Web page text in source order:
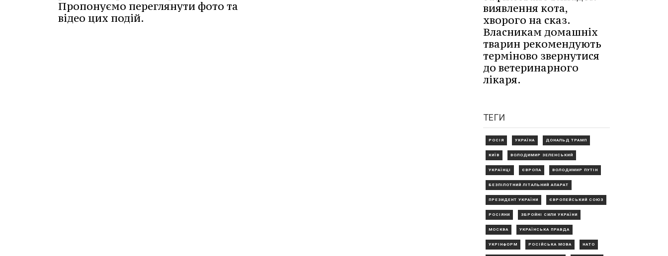
Пропонуємо переглянути фото та
відео цих подій.
виявлення кота,
хворого на сказ.
Власникам домашніх
тварин рекомендують
терміново звернутися
до ветеринарного
лікаря.
ТЕГИ
РОСІЯ УКРАЇНА ДОНАЛЬД ТРАМП
КИЇВ ВОЛОДИМИР ЗЕЛЕНСЬКИЙ
УКРАЇНЦІ ЄВРОПА ВОЛОДИМИР ПУТІН
БЕЗПІЛОТНИЙ ЛІТАЛЬНИЙ АПАРАТ
ПРЕЗИДЕНТ УКРАЇНИ ЄВРОПЕЙСЬКИЙ СОЮЗ
РОСІЯНИ ЗБРОЙНІ СИЛИ УКРАЇНИ
МОСКВА УКРАЇНСЬКА ПРАВДА
УКРІНФОРМ РОСІЙСЬКА МОВА НАТО